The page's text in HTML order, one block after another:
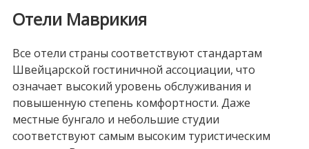
Отели Маврикия
Все отели страны соответствуют стандартам
Швейцарской гостиничной ассоциации, что
означает высокий уровень обслуживания и
повышенную степень комфортности. Даже
местные бунгало и небольшие студии
соответствуют самым высоким туристическим